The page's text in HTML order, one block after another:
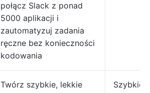
połącz Slack z ponad
5000 aplikacji i
zautomatyzuj zadania
ręczne bez konieczności
kodowania
Twórz szybkie, lekkie
Szybkie